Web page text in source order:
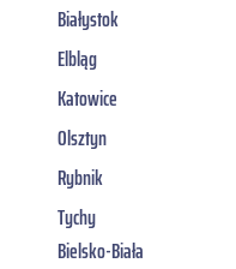
Białystok
Elbląg
Katowice
Olsztyn
Rybnik
Tychy
Bielsko-Biała